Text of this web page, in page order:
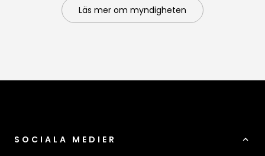
Läs mer om myndigheten
SOCIALA MEDIER